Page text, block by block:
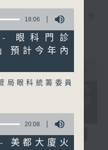
社區參與及文化康樂
業總工會公布
引》執行情況調
安健協會顧問）
18:06
眼科門診
預計今年內
局眼科統籌委員
20:08
都大廈火